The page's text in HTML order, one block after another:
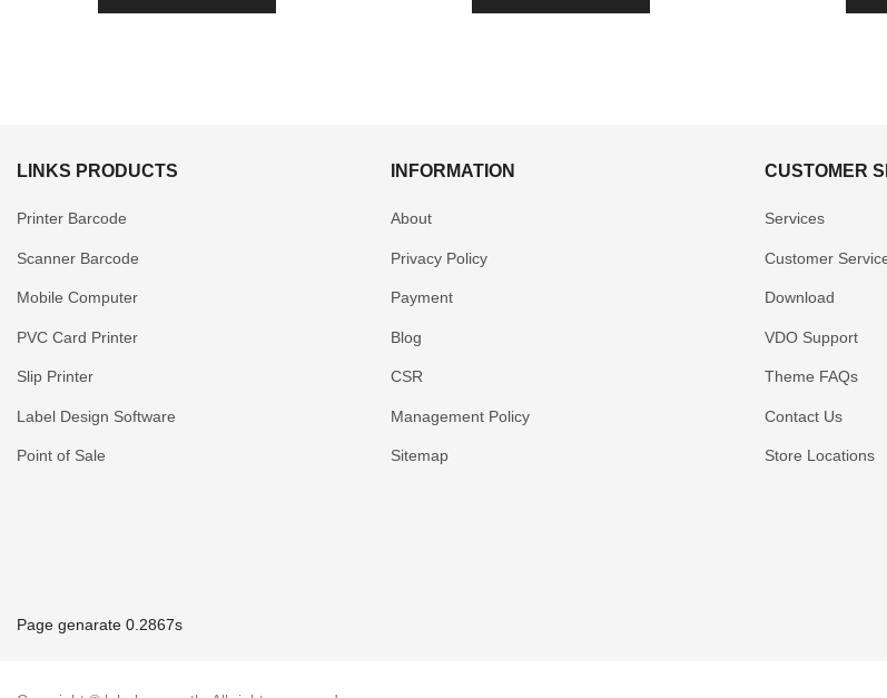
LINKS PRODUCTS
Printer Barcode
Scanner Barcode
Mobile Computer
PVC Card Printer
Slip Printer
Label Design Software
Point of Sale
INFORMATION
About
Privacy Policy
Payment
Blog
CSR
Management Policy
Sitemap
CUSTOMER
Services
Customer
Download
VDO Support
Theme FAQs
Contact Us
Store Locations
Page genarate 0.2867s